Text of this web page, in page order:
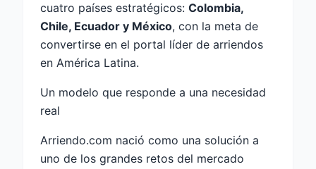
cuatro países estratégicos: Colombia,
Chile, Ecuador y México, con la meta de
convertirse en el portal líder de arriendos
en América Latina.
Un modelo que responde a una necesidad
real
Arriendo.com nació como una solución a
uno de los grandes retos del mercado